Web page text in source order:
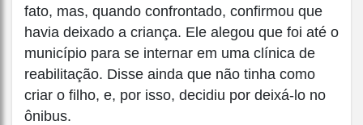
fato, mas, quando confrontado, confirmou que
havia deixado a criança. Ele alegou que foi até o
município para se internar em uma clínica de
reabilitação. Disse ainda que não tinha como
criar o filho, e, por isso, decidiu por deixá-lo no
ônibus.